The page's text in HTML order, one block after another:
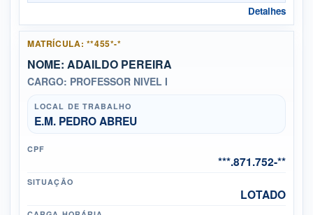
Detalhes
MATRÍCULA: **455*-*
NOME: ADAILDO PEREIRA
CARGO: PROFESSOR NIVEL I
LOCAL DE TRABALHO
E.M. PEDRO ABREU
CPF
***.871.752-**
SITUAÇÃO
LOTADO